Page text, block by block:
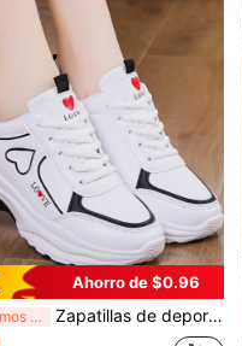
Ahorro de $0.96
¡Últimos 3 días Zapatillas de deporte y viaje casuales de mujer con malla y cordones, suela gruesa, cómodas zapatillas de corte bajo y gruesas, adecuadas para primavera y otoño